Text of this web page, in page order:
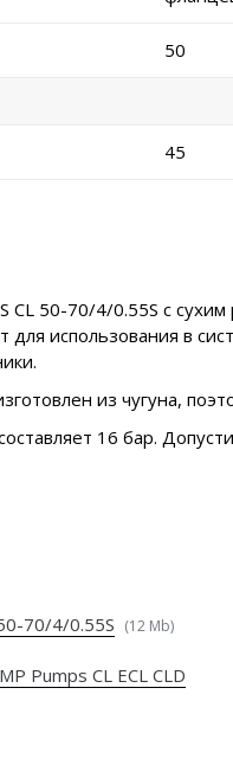
50
45
CL 50-70/4/0.55S с
для использования в
из чугуна,
16 бар.
70/4/0.55S (12 Mb)
Pumps CL ECL CLD